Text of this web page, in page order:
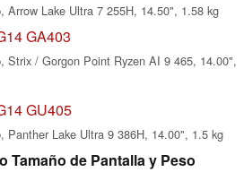
Arrow Lake Ultra 7 255H, 14.50", 1.58 kg
GA403
Strix / Gorgon Point Ryzen AI 9 465, 14.00",
GU405
Panther Lake Ultra 9 386H, 14.00", 1.5 kg
Tamaño de Pantalla y Peso